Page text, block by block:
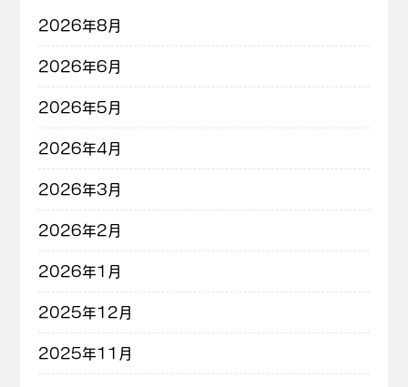
2026年8月
2026年6月
2026年5月
2026年4月
2026年3月
2026年2月
2026年1月
2025年12月
2025年11月